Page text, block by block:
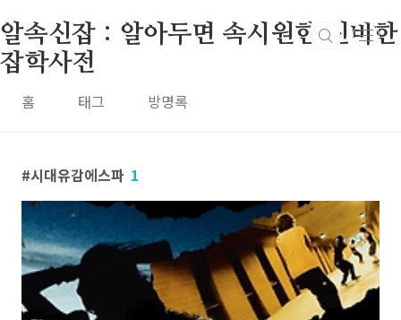
알속신잡 : 알아두면 속시원한 신비한
잡학사전
홈 태그 방명록
시대유감에스파 1